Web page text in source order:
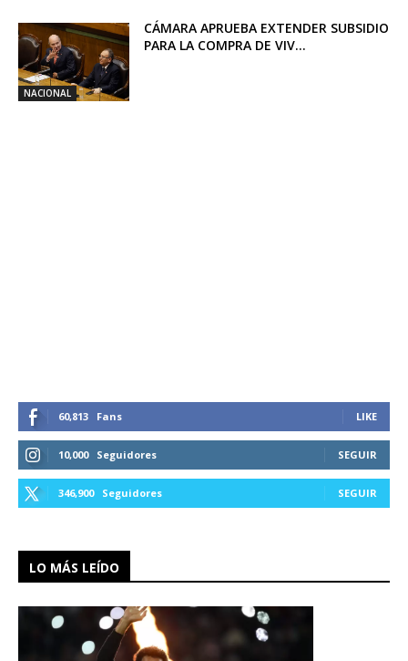
NACIONAL
CÁMARA APRUEBA EXTENDER SUBSIDIO
PARA LA COMPRA DE VIV...
60,813 Fans LIKE
10,000 Seguidores SEGUIR
346,900 Seguidores SEGUIR
LO MÁS LEÍDO